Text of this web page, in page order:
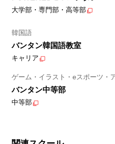
大学部・専門部・高等部
韓国語
バンタン韓国語教室
キャリア
ゲーム・イラスト・eスポーツ・
バンタン中等部
中等部